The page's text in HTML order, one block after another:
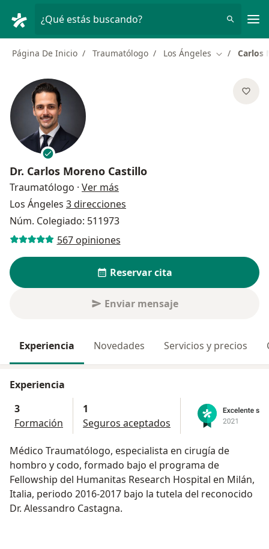
¿Qué estás buscando?
Página De Inicio Traumatólogo Los Ángeles Cambiar de
Carlos
Dr. Carlos Moreno Castillo
Traumatólogo · Ver más
Los Ángeles 3 direcciones
Núm. Colegiado: 511973
567 opiniones
Reservar cita
Enviar mensaje
Experiencia Novedades Servicios y precios
Experiencia
3
Formación
1
Seguros aceptados
Médico Traumatólogo, especialista en cirugía de
hombro y codo, formado bajo el programa de
Fellowship del Humanitas Research Hospital en Milán,
Italia, periodo 2016-2017 bajo la tutela del reconocido
Dr. Alessandro Castagna.